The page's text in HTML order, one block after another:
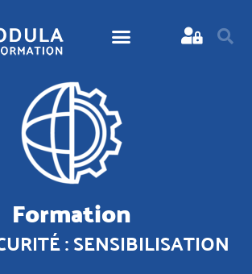
Formation
: SENSIBILISATION